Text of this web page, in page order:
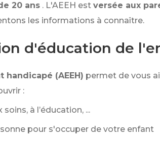
20 ans . L'AEEH est versée aux
les informations à connaître.
d'éducation de
(AEEH) permet de vous
:
à l’éducation, ...
pour s'occuper de votre enfant